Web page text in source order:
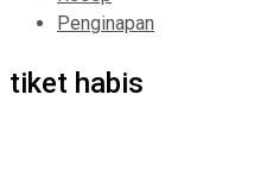
Penginapan
tiket habis